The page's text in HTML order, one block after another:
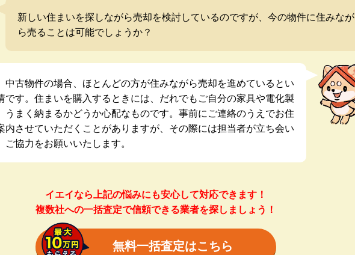
新しい住まいを探しながら売却を検討しているのですが、今の物件に住みなが
ら売ることは可能でしょうか？
中古物件の場合、ほとんどの方が住みながら売却を進めているとい
です。住まいを購入するときには、だれでもご自分の家具や電化製
うまく納まるかどうか心配なものです。事前にご連絡のうえでお住
内させていただくことがありますが、その際には担当者が立ち会い
ご協力をお願いいたします。
イエイなら上記の悩みにも安心して対応できます！
複数社への一括査定で信頼できる業者を探しましょう！
無料一括査定はこちら